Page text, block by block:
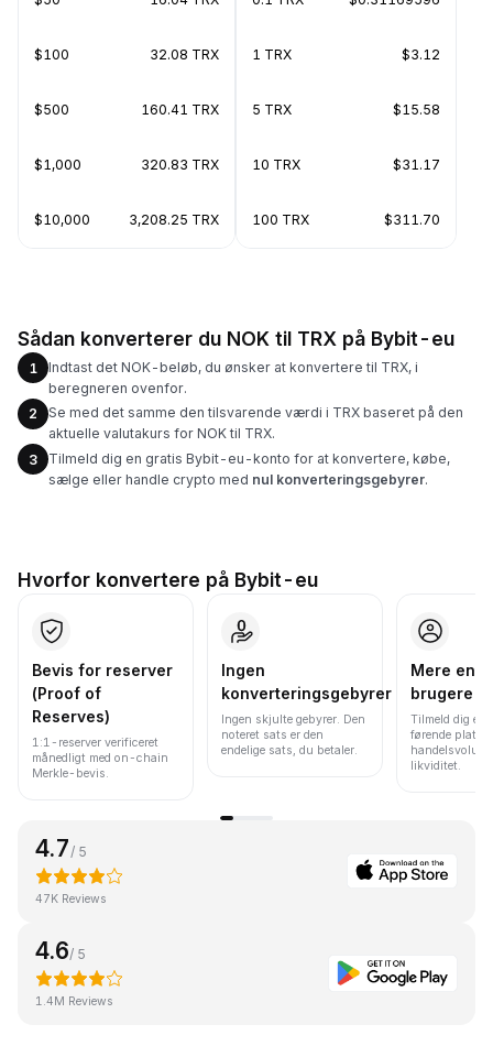
$100 32.08 TRX
$500 160.41 TRX
$1,000 320.83 TRX
$10,000 3,208.25 TRX
1 TRX $3.12
5 TRX $15.58
10 TRX $31.17
100 TRX $311.70
Sådan konverterer du NOK til TRX på Bybit-eu
1
Indtast det NOK-beløb, du ønsker at konvertere til TRX, i
beregneren ovenfor.
2
Se med det samme den tilsvarende værdi i TRX baseret på den
aktuelle valutakurs for NOK til TRX.
3
Tilmeld dig en gratis Bybit-eu-konto for at konvertere, købe,
sælge eller handle crypto med nul konverteringsgebyrer.
Hvorfor konvertere på Bybit-eu
Bevis for reserver
(Proof of
Reserves)
1:1-reserver verificeret
månedligt med on-chain
Merkle-bevis.
Ingen
konverteringsgebyrer
Ingen skjulte gebyrer. Den
noteret sats er den
endelige sats, du betaler.
Mere end
brugere
Tilmeld dig en
førende
likviditet.
4.7 / 5
47K Reviews
4.6/ 5
1.4M Reviews